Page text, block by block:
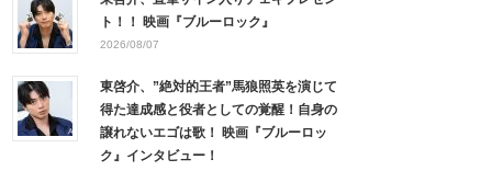
ト！！ 映画『ブルーロック』
2026/08/07
東啓介、”絶対的王者”馬狼照英を演じて
得た達成感と役者としての覚醒！自身の
譲れないエゴは歌！ 映画『ブルーロッ
ク』インタビュー！